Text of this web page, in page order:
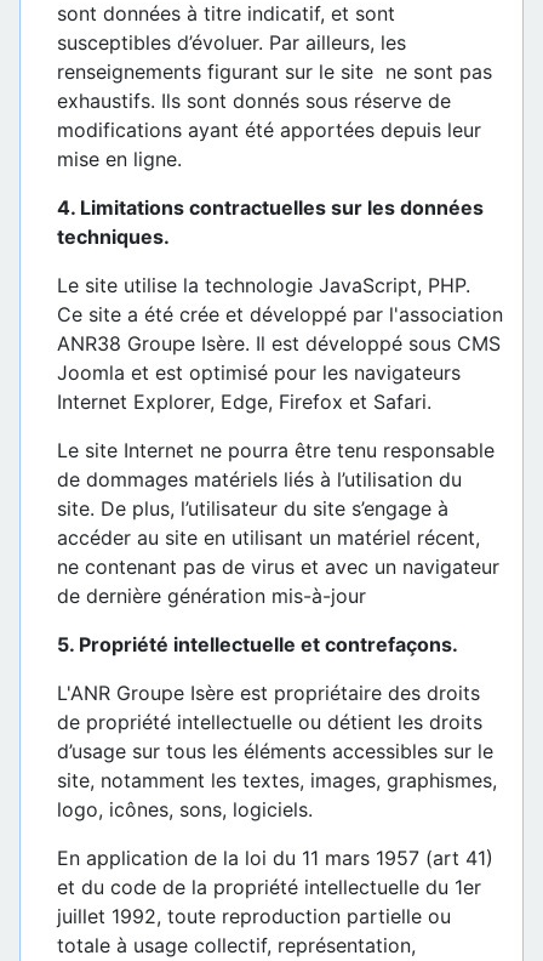
sont données à titre indicatif, et sont
susceptibles d’évoluer. Par ailleurs, les
renseignements figurant sur le site ne sont pas
exhaustifs. Ils sont donnés sous réserve de
modifications ayant été apportées depuis leur
mise en ligne.
4. Limitations contractuelles sur les données
techniques.
Le site utilise la technologie JavaScript, PHP.
Ce site a été crée et développé par l'association
ANR38 Groupe Isère. Il est développé sous CMS
Joomla et est optimisé pour les navigateurs
Internet Explorer, Edge, Firefox et Safari.
Le site Internet ne pourra être tenu responsable
de dommages matériels liés à l’utilisation du
site. De plus, l’utilisateur du site s’engage à
accéder au site en utilisant un matériel récent,
ne contenant pas de virus et avec un navigateur
de dernière génération mis-à-jour
5. Propriété intellectuelle et contrefaçons.
L'ANR Groupe Isère est propriétaire des droits
de propriété intellectuelle ou détient les droits
d’usage sur tous les éléments accessibles sur le
site, notamment les textes, images, graphismes,
logo, icônes, sons, logiciels.
En application de la loi du 11 mars 1957 (art 41)
et du code de la propriété intellectuelle du 1er
juillet 1992, toute reproduction partielle ou
totale à usage collectif, représentation,